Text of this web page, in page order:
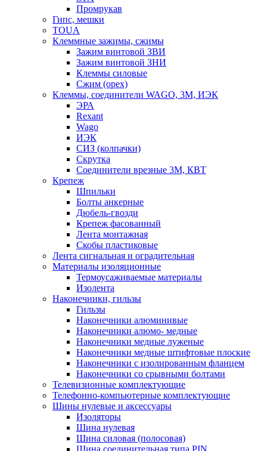
Промрукав
Гипс, мешки
TOUA
Клеммные зажимы, сжимы
Зажим винтовой ЗВИ
Зажим винтовой ЗНИ
Клеммы силовые
Сжим (орех)
Клеммы, соединители WAGO, 3M, ИЭК
ЭРА
Rexant
Wago
ИЭК
СИЗ (колпачки)
Скрутка
Соединители врезные 3M, КВТ
Крепеж
Шпильки
Болты анкерные
Дюбель-гвозди
Крепеж фасованный
Лента монтажная
Скобы пластиковые
Лента сигнальная и оградительная
Материалы изоляционные
Термоусаживаемые матeриалы
Изолента
Наконечники, гильзы
Гильзы
Наконечники алюминивые
Наконечники алюмо- медные
Наконечники медные луженые
Наконечники медные штифтовые плоские
Наконечники с изолированным фланцем
Наконечники со срывными болтами
Телевизионные комплектующие
Телефонно-компьютерные комплектующие
Шины нулевые и аксессуары
Изоляторы
Шина нулевая
Шина силовая (полосовая)
Шина соединительная типа PIN